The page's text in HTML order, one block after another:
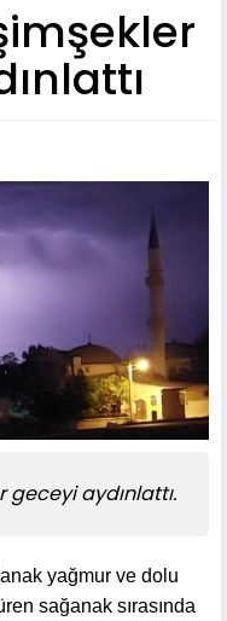
aydınlattı.
yağmur ve dolu
sağanak sırasında